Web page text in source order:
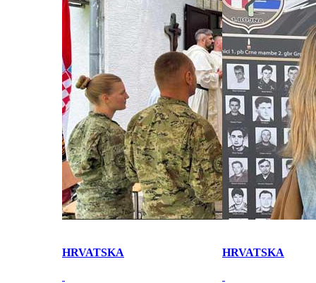
HRVATSKA HRVATSKA